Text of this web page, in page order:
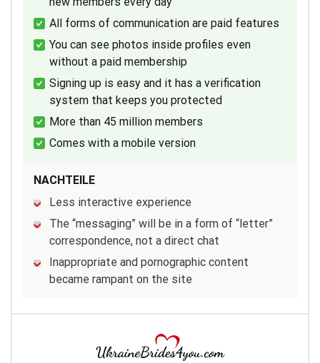
All forms of communication are paid features
You can see photos inside profiles even
without a paid membership
Signing up is easy and it has a verification
system that keeps you protected
More than 45 million members
Comes with a mobile version
NACHTEILE
Less interactive experience
The “messaging” will be in a form of “letter”
correspondence, not a direct chat
Inappropriate and pornographic content
became rampant on the site